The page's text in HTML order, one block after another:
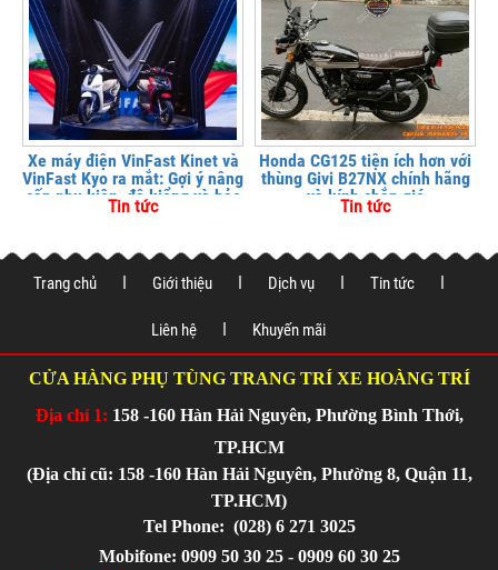
Xe máy điện VinFast Kinet và
VinFast Kyo ra mắt: Gợi ý nâng
cấp phụ kiện, độ kiểng và bảo
vệ xe tại
Tin tức
Honda CG125 tiện ích hơn với
thùng Givi B27NX chính hãng
và kính chắn gió
Tin tức
Trang chủ Giới thiệu Dịch vụ Tin tức
Liên hệ Khuyến mãi
CỬA HÀNG PHỤ TÙNG TRANG TRÍ XE HOÀNG TRÍ
Địa chỉ 1: 158 -160 Hàn Hải Nguyên, Phường Bình Thới,
TP.HCM
(Địa chỉ cũ: 158 -160 Hàn Hải Nguyên, Phường 8, Quận 11,
TP.HCM)
Tel Phone: (028) 6 271 3025
Mobifone: 0909 50 30 25 - 0909 60 30 25